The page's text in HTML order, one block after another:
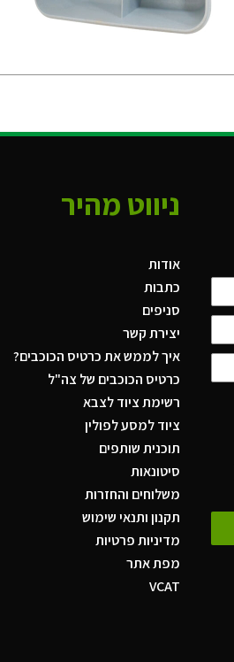
ניווט מהיר
אודות
כתבות
סניפים
יצירת קשר
איך לממש את כרטיס הכוכבים?
כרטיס הכוכבים של צה"ל
רשימת ציוד לצבא
ציוד למסע לפולין
תוכנית שותפים
סיטונאות
משלוחים והחזרות
תקנון ותנאי שימוש
מדיניות פרטיות
מפת אתר
VCAT